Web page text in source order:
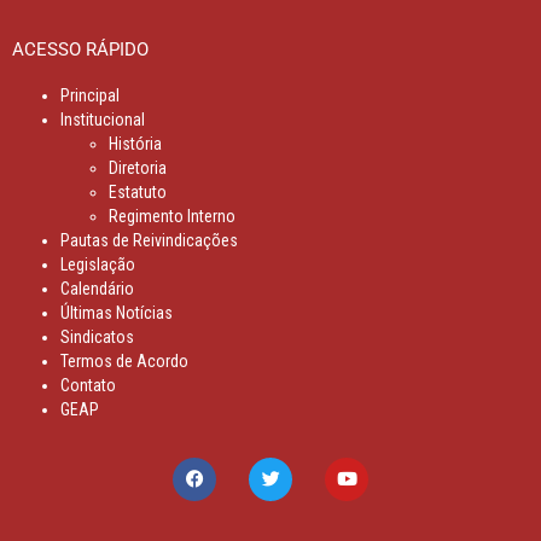
ACESSO RÁPIDO
Principal
Institucional
História
Diretoria
Estatuto
Regimento Interno
Pautas de Reivindicações
Legislação
Calendário
Últimas Notícias
Sindicatos
Termos de Acordo
Contato
GEAP